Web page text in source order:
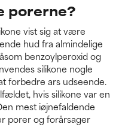
porerne?
vist sig at være
hud fra almindelige
benzoylperoxid og
silikone nogle
forbedre ars udseende.
hvis silikone var en
mest iøjnefaldende
porer og forårsager